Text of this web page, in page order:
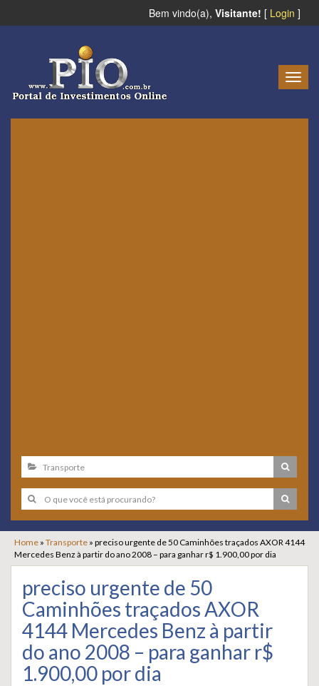
Bem vindo(a), Visitante! [ Login ]
Home » Transporte » preciso urgente de 50 Caminhões traçados AXOR 4144
Mercedes Benz à partir do ano 2008 – para ganhar r$ 1.900,00 por dia
preciso urgente de 50
Caminhões traçados AXOR
4144 Mercedes Benz à partir
do ano 2008 – para ganhar r$
1.900,00 por dia